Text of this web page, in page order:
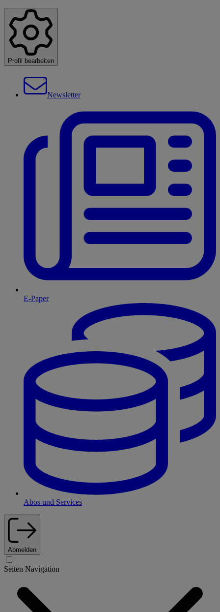
Profil bearbeiten
Newsletter
E-Paper
Abos und Services
Abmelden
Seiten Navigation